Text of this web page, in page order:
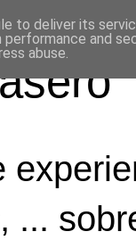
...
to deliver its
performance and
abuse.